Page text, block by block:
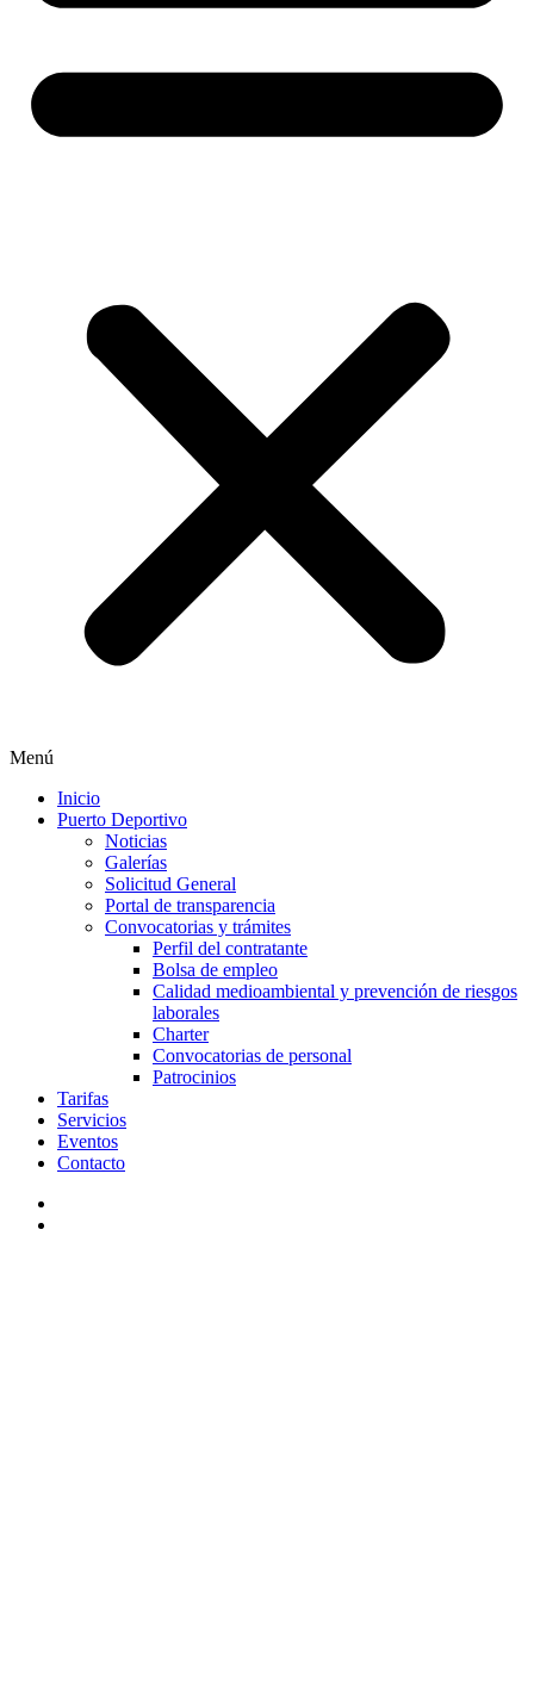
Menú
Inicio
Puerto Deportivo
Noticias
Galerías
Solicitud General
Portal de transparencia
Convocatorias y trámites
Perfil del contratante
Bolsa de empleo
Calidad medioambiental y prevención de riesgos
laborales
Charter
Convocatorias de personal
Patrocinios
Tarifas
Servicios
Eventos
Contacto